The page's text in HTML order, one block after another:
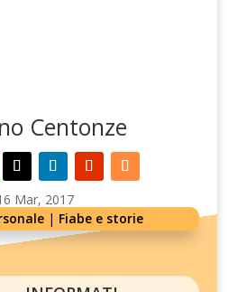
Centonze
Mar, 2017
| Fiabe e storie